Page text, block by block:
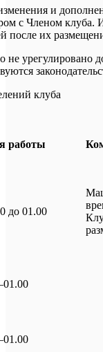
и
с Членом клуба.
после их
не
клуба
работы
до 01.00